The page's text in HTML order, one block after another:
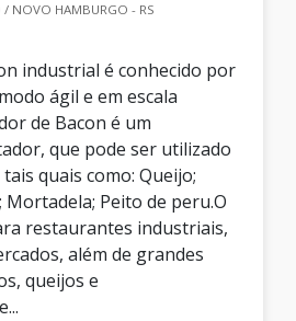
NOVO HAMBURGO - RS
industrial é conhecido por
ágil e em escala
de Bacon é um
que pode ser utilizado
quais como: Queijo;
Mortadela; Peito de peru.O
restaurantes industriais,
além de grandes
queijos e